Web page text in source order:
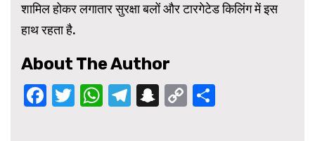
शामिल होकर लगातार सुरक्षा बलों और टारगेटेड किलिंग में इस
हाथ रहता है.
About The Author
Facebook
Twitter
WhatsApp
Telegram
Snapchat
Copy